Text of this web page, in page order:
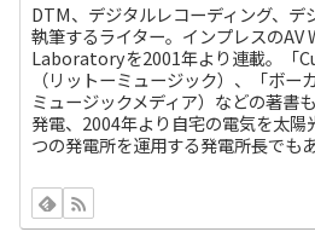
DTM、デジタルレコーディング、デ
執筆するライター。インプレスの
Laboratoryを2001年より連載。「
（リットーミュージック）、「ボー
ミュージックメディア）などの著書
発電、2004年より自宅の電気を太陽
つの発電所を運用する発電所長でもあ